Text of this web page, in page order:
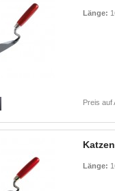
Länge:
Preis auf
Länge: